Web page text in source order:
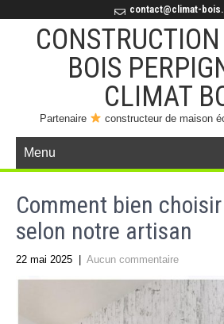
contact@climat-
BOIS
CLIMAT
Partenaire constructeur de maison
Menu
Comment bien
selon notre artisan
22 mai 2025 Aucun commentaire